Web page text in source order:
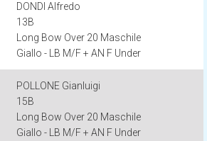
DONDI Alfredo
13B
Long Bow Over 20 Maschile
Giallo - LB M/F + AN F Under
POLLONE Gianluigi
15B
Long Bow Over 20 Maschile
Giallo - LB M/F + AN F Under